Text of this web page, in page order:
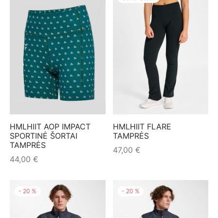
HMLHIIT AOP IMPACT
SPORTINĖ ŠORTAI
TAMPRĖS
44,00 €
HMLHIIT FLARE
TAMPRĖS
47,00 €
- 20 % - 20 %